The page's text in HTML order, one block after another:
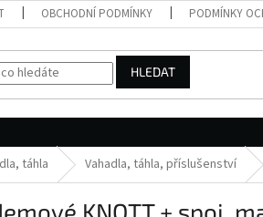
OBCHODNÍ PODMÍNKY PODMÍNKY
HLEDAT
táhla Vahadla, táhla, příslušenství